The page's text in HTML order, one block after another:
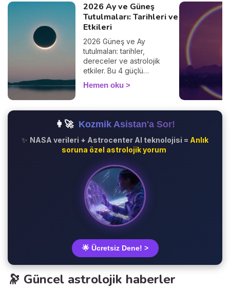
yükselen burç hesaplama
nasıl yapılır? Çok basit! Tek
ihtiyacınız olan doğum
%100 güvenilir bir sonuç
alacağınızdan emin
olabilirsiniz 🙏.
2026 Ay ve Güneş
Tutulmaları: Tarihleri ve
Etkileri
2026 Güneş ve Ay
tutulmaları: tarihler,
dereceler ve astrolojik
etkiler. Bu 4 güçlü
fenomenin hayatınızı nasıl
etkilediğini keşfedin.
Hemen oku
👩‍🚀 Kozmik Asistan'a Sor!
✨ NASA verileri + Astrocenter AI teknolojisi = Anlık
soruna özel astrolojik yorum
🌟 Ücretsiz Dene! >
🔭 Güncel astrolojik haberler